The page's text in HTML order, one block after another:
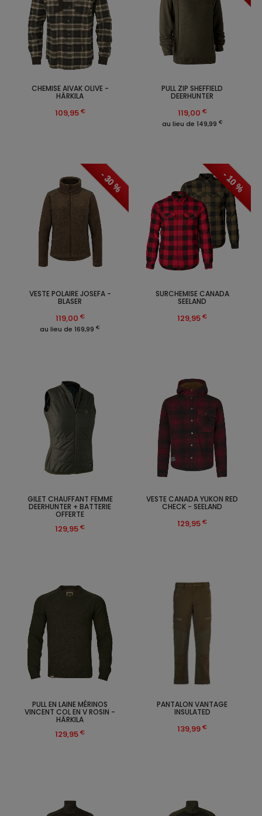
- 10 %
SURCHEMISE CANADA
SEELAND
129,95 €
GILET CHAUFFANT FEMME
DEERHUNTER + BATTERIE
OFFERTE
129,95 €
PULL ZIP SHEFFIELD
DEERHUNTER
119,00 €
au lieu de 149,99 €
- 30 %
VESTE POLAIRE JOSEFA -
BLASER
119,00 €
au lieu de 169,99 €
PANTALON VANTAGE
INSULATED
139,99 €
CHEMISE AIVAK OLIVE -
HÄRKILA
109,95 €
VESTE CANADA YUKON RED
CHECK - SEELAND
129,95 €
PULL EN LAINE MÉRINOS
VINCENT COL EN V ROSIN -
HÄRKILA
129,95 €